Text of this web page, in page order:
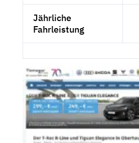
Jährliche
Fahrleistung